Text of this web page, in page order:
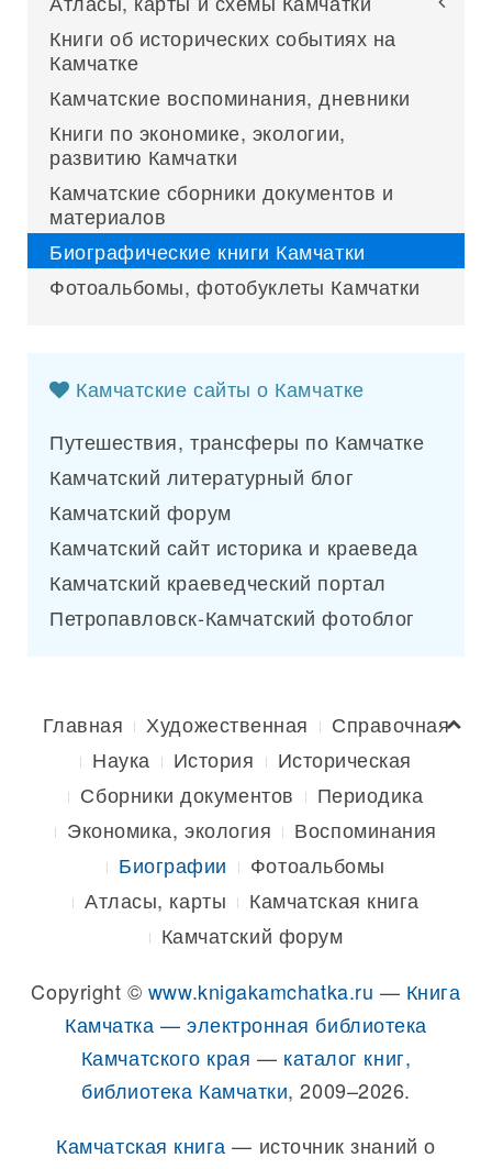
Книги об исторических событиях на
Камчатке
Камчатские воспоминания, дневники
Книги по экономике, экологии,
развитию Камчатки
Камчатские сборники документов и
материалов
Биографические книги Камчатки
Фотоальбомы, фотобуклеты Камчатки
Камчатские сайты о Камчатке
Путешествия, трансферы по Камчатке
Камчатский литературный блог
Камчатский форум
Камчатский сайт историка и краеведа
Камчатский краеведческий портал
Петропавловск-Камчатский фотоблог
Главная Художественная
Справочная
Наука
История
Историческая
Сборники документов
Периодика
Экономика, экология
Воспоминания
Биографии
Фотоальбомы
Атласы, карты
Камчатская книга
Камчатский форум
Copyright © www.knigakamchatka.ru — Книга
Камчатка — электронная библиотека
Камчатского края — каталог книг,
библиотека Камчатки, 2009–2026.
Камчатская книга — источник знаний о